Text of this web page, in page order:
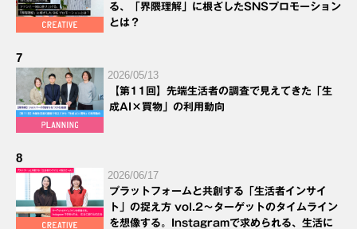
る、「界隈理解」に根ざしたSNSプロモーション
とは？
7
2026/05/13
【第11回】先端生活者の調査で見えてきた「生
成AI×買物」の利用動向
8
2026/06/17
プラットフォームと共創する「生活者インサイ
ト」の捉え方 vol.2～ターゲットのタイムライン
を想像する。Instagramで求められる、生活に